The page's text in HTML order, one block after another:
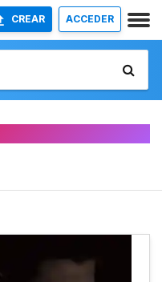
CREAR ACCEDER